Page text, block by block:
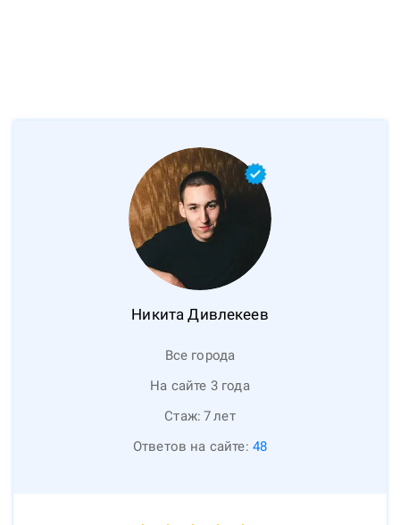
Никита Дивлекеев
Все города
На сайте 3 года
Стаж: 7лет
Ответов на сайте: 48